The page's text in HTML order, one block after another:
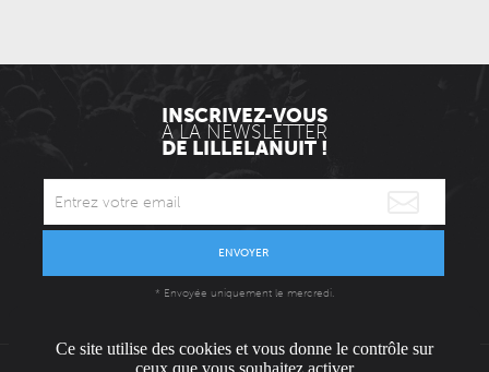
INSCRIVEZ-VOUS
À LA NEWSLETTER
DE LILLELANUIT !
ENVOYER
* Envoyée uniquement le mercredi.
Ce site utilise des cookies et vous donne le contrôle sur
ceux que vous souhaitez activer